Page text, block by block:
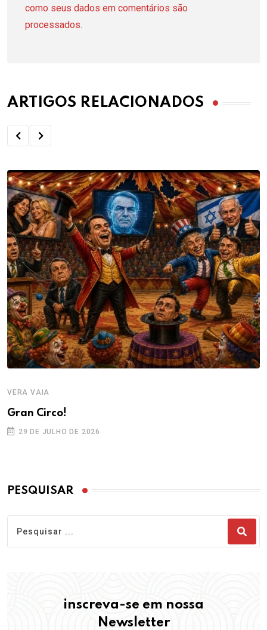
como seus dados em comentários são
processados.
ARTIGOS RELACIONADOS
VERA VAIA
Gran Circo!
29 DE JULHO DE 2026
PESQUISAR
inscreva-se em nossa
Newsletter